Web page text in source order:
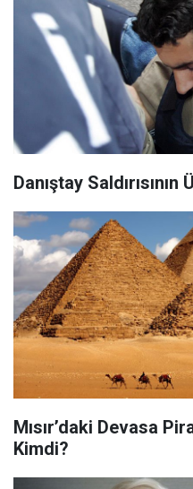
Danıştay
Mısır’daki Devasa
Kimdi?